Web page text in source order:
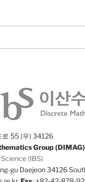
로 55 (우) 34126
Group (DIMAG)
(IBS)
gu Daejeon 34126